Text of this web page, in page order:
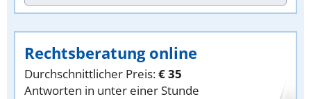
Rechtsberatung online
Durchschnittlicher Preis:€ 35
Antworten in unter einer Stunde